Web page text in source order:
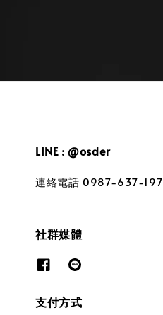
LINE : @osder
連絡電話 0987-637-197
社群媒體
支付方式